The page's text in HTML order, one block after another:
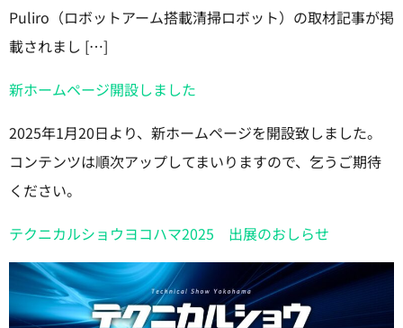
Puliro（ロボットアーム搭載清掃ロボット）の取材記事が掲
載されまし […]
新ホームページ開設しました
2025年1月20日より、新ホームページを開設致しました。
コンテンツは順次アップしてまいりますので、乞うご期待
ください。
テクニカルショウヨコハマ2025 出展のおしらせ